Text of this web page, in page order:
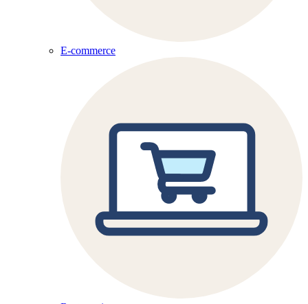
E-commerce